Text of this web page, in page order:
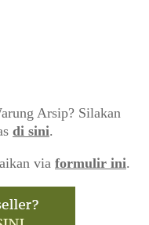
Arsip? Silakan
di sini.
via formulir ini.